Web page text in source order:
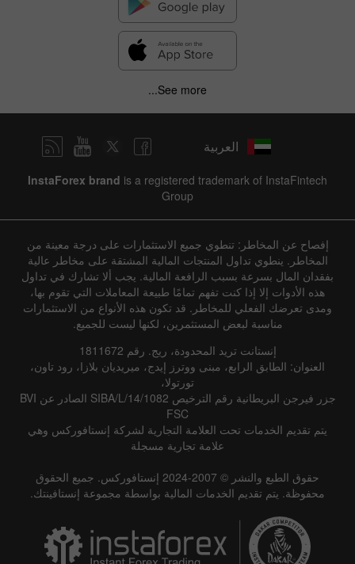
See more...
العربية
InstaForex brand is a registered trademark of InstaFintech
Group
إفصاح عن المخاطر: تنطوي جميع الاستثمارات على درجة معينة من
المخاطر. ينطوي تداول المنتجات المالية المشتقة على مخاطر عالية
بفقدان المال بسرعة بسبب الرافعة المالية. يجب ألا تشارك في تداول
هذه الأدوات إلا إذا كنت تفهم تمامًا طبيعة المعاملات التي تقوم بها،
ومدى تعرضك الفعلي للمخاطر. قد تكون هذه الأنواع من الاستثمارات
مناسبة لبعض المستثمرين، لكنها ليست للجميع.
إنستانت تريد المحدودة، ريج. رقم 1811672
العنوان: الطابق الرابع، مبنى ووترز إيدج، ميريديان بلازا، رود تاون،
تورتولا،
جزر فيرجن البريطانية رقم الترخيص SIBA/L/14/1082 الصادر عن BVI
FSC
يتم تقديم الخدمات تحت العلامة التجارية لشركة إنستافوركس وهي
علامة تجارية مسجلة
حقوق الطبع والنشر © 2007-2024 إنستافوركس. جميع الحقوق
محفوظة. يتم تقديم الخدمات المالية بواسطة مجموعة إنستافينتك.